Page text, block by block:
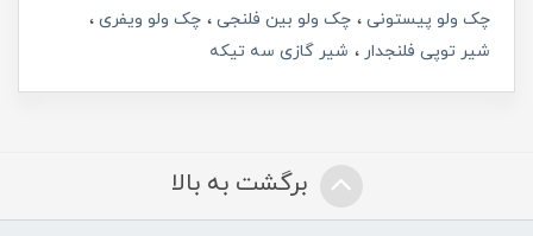
چک ولو پیستونی چک ولو بین فلنجی
چک ولو ویفری
شیر توپی فلنجدار
شیر گازی سه تیکه
برگشت به بالا